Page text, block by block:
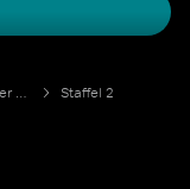
Forensik: Dem Mörder auf der Spur
Staffel 2